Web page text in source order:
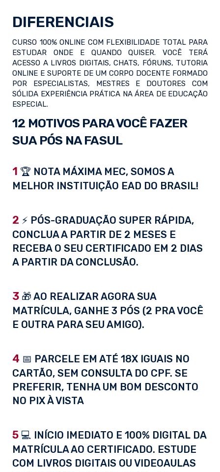
DIFERENCIAIS
CURSO 100% ONLINE COM FLEXIBILIDADE TOTAL PARA
ESTUDAR ONDE E QUANDO QUISER. VOCÊ TERÁ
ACESSO A LIVROS DIGITAIS, CHATS, FÓRUNS, TUTORIA
ONLINE E SUPORTE DE UM CORPO DOCENTE FORMADO
POR ESPECIALISTAS, MESTRES E DOUTORES COM
SÓLIDA EXPERIÊNCIA PRÁTICA NA ÁREA DE EDUCAÇÃO
ESPECIAL.
12 MOTIVOS PARA VOCÊ FAZER
SUA PÓS NA FASUL
1 🏆 NOTA MÁXIMA MEC, SOMOS A
MELHOR INSTITUIÇÃO EAD DO BRASIL!
2 ⚡ PÓS-GRADUAÇÃO SUPER RÁPIDA,
CONCLUA A PARTIR DE 2 MESES E
RECEBA O SEU CERTIFICADO EM 2 DIAS
A PARTIR DA CONCLUSÃO.
3 🎁 AO REALIZAR AGORA SUA
MATRÍCULA, GANHE 3 PÓS (2 PRA VOCÊ
E OUTRA PARA SEU AMIGO).
4 📅 PARCELE EM ATÉ 18X IGUAIS NO
CARTÃO, SEM CONSULTA DO CPF. SE
PREFERIR, TENHA UM BOM DESCONTO
NO PIX À VISTA
5 💻 INÍCIO IMEDIATO E 100% DIGITAL DA
MATRÍCULA AO CERTIFICADO. ESTUDE
COM LIVROS DIGITAIS OU VIDEOAULAS